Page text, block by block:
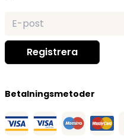
Betalningsmetoder